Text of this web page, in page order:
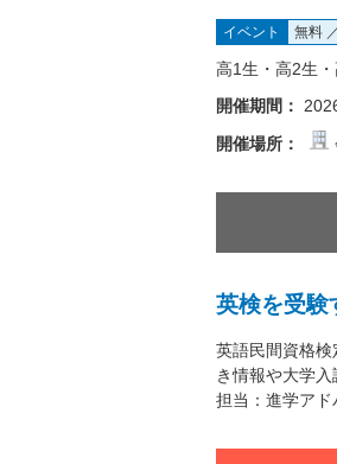
イベント 無料
高1生・高2生
開催期間：
開催場所：
英検を受験
英語民間資格
き情報や大学
担当：進学アド